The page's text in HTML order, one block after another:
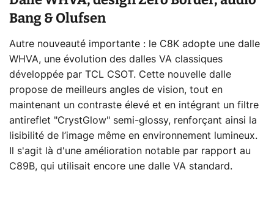
Bang & Olufsen
Autre nouveauté importante : le C8K adopte une dalle
WHVA, une évolution des dalles VA classiques
développée par TCL CSOT. Cette nouvelle dalle
propose de meilleurs angles de vision, tout en
maintenant un contraste élevé et en intégrant un filtre
antireflet "CrystGlow" semi-glossy, renforçant ainsi la
lisibilité de l’image même en environnement lumineux.
Il s'agit là d'une amélioration notable par rapport au
C89B, qui utilisait encore une dalle VA standard.